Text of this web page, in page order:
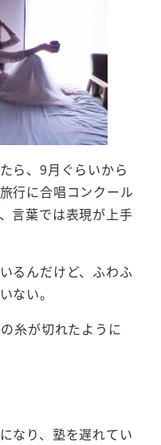
ら、9月ぐらいから
行に合唱コンクール
言葉では表現が上手
るんだけど、ふわふ
ない。
糸が切れたように
なり、塾を遅れてい